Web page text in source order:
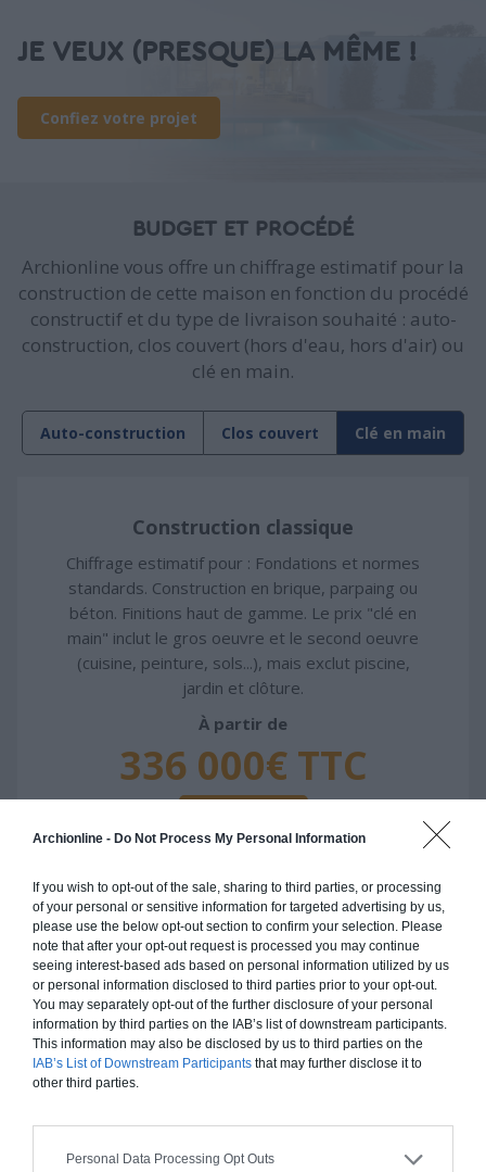
Archionline - Do Not Process My Personal Information
If you wish to opt-out of the sale, sharing to third parties, or processing
of your personal or sensitive information for targeted advertising by us,
please use the below opt-out section to confirm your selection. Please
note that after your opt-out request is processed you may continue
seeing interest-based ads based on personal information utilized by us
or personal information disclosed to third parties prior to your opt-out.
You may separately opt-out of the further disclosure of your personal
information by third parties on the IAB’s list of downstream participants.
This information may also be disclosed by us to third parties on the
IAB’s List of Downstream Participants that may further disclose it to
other third parties.
Personal Data Processing Opt Outs
JE VEUX (PRESQUE) LA MÊME !
Confiez votre projet
BUDGET ET PROCÉDÉ
Archionline vous offre un chiffrage estimatif pour la
construction de cette maison en fonction du procédé
constructif et du type de livraison souhaité : auto-
construction, clos couvert (hors d'eau, hors d'air) ou
clé en main.
Auto-construction Clos couvert Clé en main
Construction classique
Chiffrage estimatif pour : Fondations et normes
standards. Construction en brique, parpaing ou
béton. Finitions haut de gamme. Le prix "clé en
main" inclut le gros oeuvre et le second oeuvre
(cuisine, peinture, sols...), mais exclut piscine,
jardin et clôture.
À partir de
336 000€ TTC
Construction ossature bois
Chiffrage estimatif pour : Fondations et normes
standards. Construction en ossature bois isolé.
Finitions haut de gamme. Le prix "clé en main"
inclut le gros oeuvre et le second oeuvre (cuisine,
peinture, sols...), mais exclut piscine, jardin et